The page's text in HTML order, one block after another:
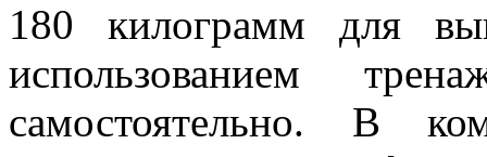
180 килограмм для
использованием
самостоятельно. В